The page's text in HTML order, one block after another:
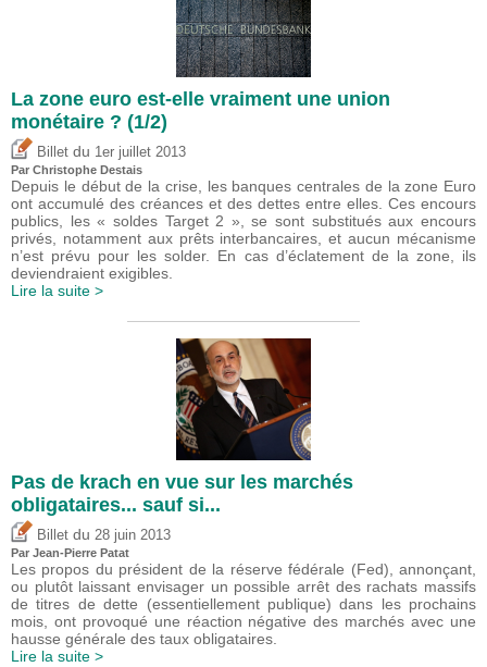
La zone euro est-elle vraiment une union
monétaire ? (1/2)
Billet du 1er juillet 2013
Par Christophe Destais
Depuis le début de la crise, les banques centrales de la zone Euro
ont accumulé des créances et des dettes entre elles. Ces encours
publics, les « soldes Target 2 », se sont substitués aux encours
privés, notamment aux prêts interbancaires, et aucun mécanisme
n’est prévu pour les solder. En cas d’éclatement de la zone, ils
deviendraient exigibles.
Lire la suite >
Pas de krach en vue sur les marchés
obligataires... sauf si...
Billet du 28 juin 2013
Par Jean-Pierre Patat
Les propos du président de la réserve fédérale (Fed), annonçant,
ou plutôt laissant envisager un possible arrêt des rachats massifs
de titres de dette (essentiellement publique) dans les prochains
mois, ont provoqué une réaction négative des marchés avec une
hausse générale des taux obligataires.
Lire la suite >